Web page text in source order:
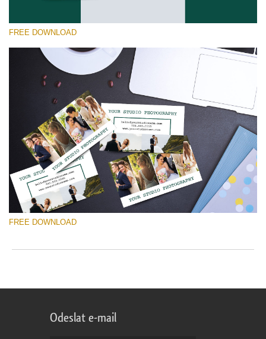
Prosím vyberte
Free Template #50
Marketing Templates Photography
Stažení zdarma
FREE DOWNLOAD
FREE DOWNLOAD
Odeslat e-mail